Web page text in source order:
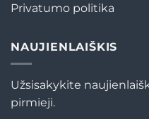
Privatumo politika
NAUJIENLAIŠKIS
Užsisakykite
pirmieji.